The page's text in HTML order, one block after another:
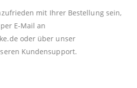
mit Ihrer Bestellung sein,
E-Mail an
oder über unser
Kundensupport.